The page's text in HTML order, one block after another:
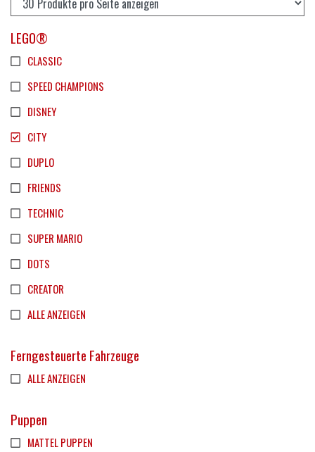
LEGO®
CLASSIC
SPEED CHAMPIONS
DISNEY
CITY
DUPLO
FRIENDS
TECHNIC
SUPER MARIO
DOTS
CREATOR
ALLE ANZEIGEN
Ferngesteuerte Fahrzeuge
ALLE ANZEIGEN
Puppen
MATTEL PUPPEN